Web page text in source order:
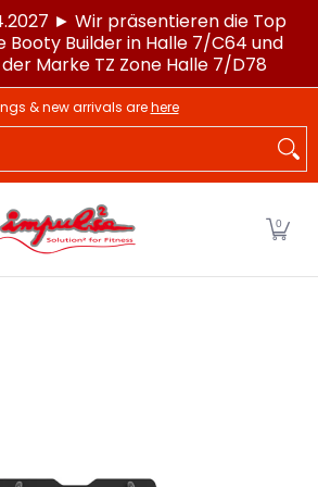
► Wir präsentieren die Top
Booty Builder in Halle 7/C64 und
Marke TZ Zone Halle 7/D78
IMPULSE®
& new arrivals arehere
0